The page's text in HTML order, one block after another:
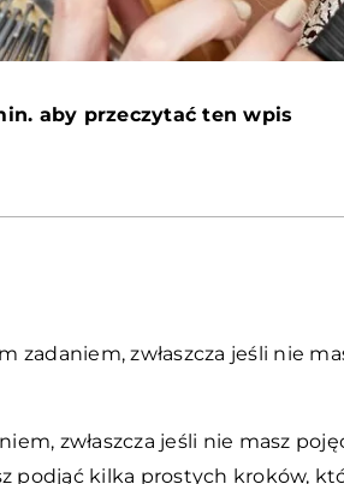
aby przeczytać ten wpis
zadaniem, zwłaszcza jeśli nie
zwłaszcza jeśli nie masz
podjąć kilka prostych kroków,